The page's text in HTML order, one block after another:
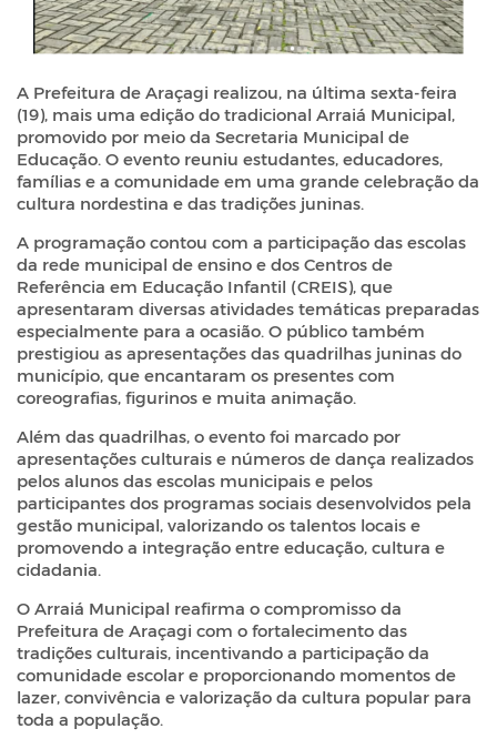
A Prefeitura de Araçagi realizou, na última sexta-feira
(19), mais uma edição do tradicional Arraiá Municipal,
promovido por meio da Secretaria Municipal de
Educação. O evento reuniu estudantes, educadores,
famílias e a comunidade em uma grande celebração da
cultura nordestina e das tradições juninas.
A programação contou com a participação das escolas
da rede municipal de ensino e dos Centros de
Referência em Educação Infantil (CREIS), que
apresentaram diversas atividades temáticas preparadas
especialmente para a ocasião. O público também
prestigiou as apresentações das quadrilhas juninas do
município, que encantaram os presentes com
coreografias, figurinos e muita animação.
Além das quadrilhas, o evento foi marcado por
apresentações culturais e números de dança realizados
pelos alunos das escolas municipais e pelos
participantes dos programas sociais desenvolvidos pela
gestão municipal, valorizando os talentos locais e
promovendo a integração entre educação, cultura e
cidadania.
O Arraiá Municipal reafirma o compromisso da
Prefeitura de Araçagi com o fortalecimento das
tradições culturais, incentivando a participação da
comunidade escolar e proporcionando momentos de
lazer, convivência e valorização da cultura popular para
toda a população.